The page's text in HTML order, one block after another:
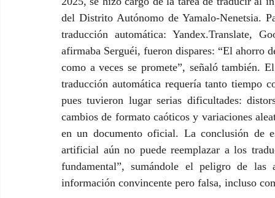
del Distrito Autónomo de Yamalo-Nenetsia.
traducción automática: Yandex.Translate,
afirmaba Serguéi, fueron dispares: “El ahorro
como a veces se promete”, señaló también.
traducción automática requería tanto tiempo
pues tuvieron lugar serias dificultades:
cambios de formato caóticos y variaciones
en un documento oficial. La conclusión de
artificial aún no puede reemplazar a los
fundamental”, sumándole el peligro de las
información convincente pero falsa, incluso